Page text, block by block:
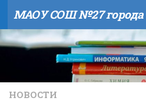
Skip to content
НОВОСТИ